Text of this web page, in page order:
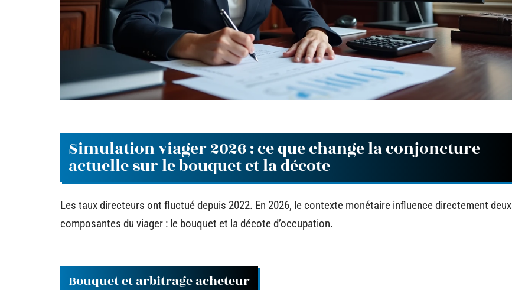
Simulation viager 2026 : ce que change la conjoncture
actuelle sur le bouquet et la décote
Les taux directeurs ont fluctué depuis 2022. En 2026, le contexte monétaire influence directement deux
composantes du viager : le bouquet et la décote d’occupation.
Bouquet et arbitrage acheteur